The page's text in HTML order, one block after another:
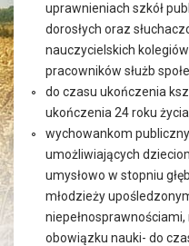
uprawnieniach szkół
dorosłych oraz
nauczycielskich
pracowników służb
do czasu ukończenia
ukończenia 24 roku
wychowankom
umożliwiających
umysłowo w stopniu
młodzieży
obowiązku nauki- do